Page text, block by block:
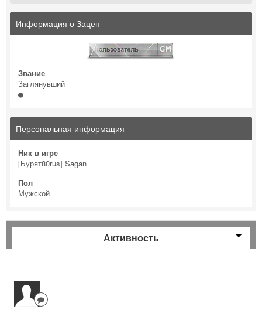
Информация о Зацеп
Звание
Заглянувший
Персональная информация
Ник в игре
[Бурят80rus] Sagan
Пол
Мужской
Активность